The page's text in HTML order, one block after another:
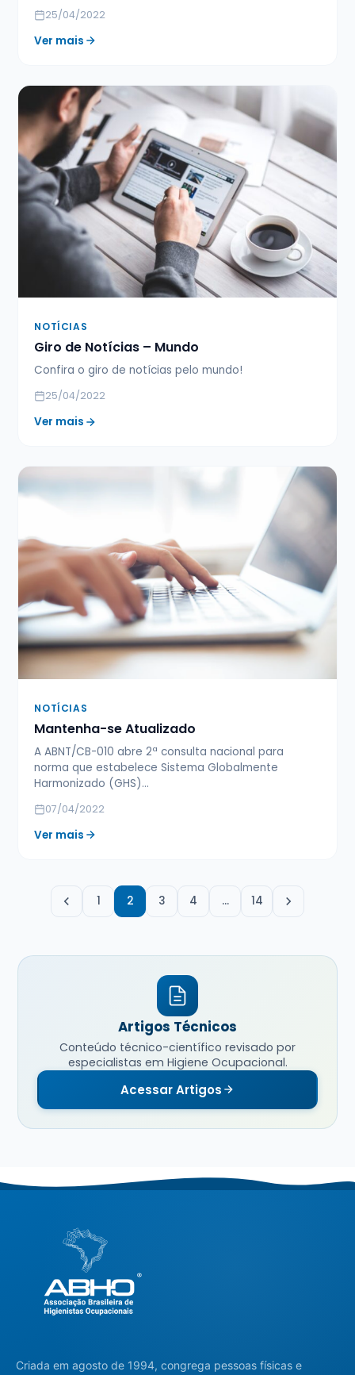
25/04/2022
Ver mais
NOTÍCIAS
Giro de Notícias – Mundo
Confira o giro de notícias pelo mundo!
25/04/2022
Ver mais
NOTÍCIAS
Mantenha-se Atualizado
A ABNT/CB-010 abre 2ª consulta nacional para
norma que estabelece Sistema Globalmente
Harmonizado (GHS)...
07/04/2022
Ver mais
1 2 3 4 … 14
Artigos Técnicos
Conteúdo técnico-científico revisado por
especialistas em Higiene Ocupacional.
Acessar Artigos
Criada em agosto de 1994, congrega pessoas físicas e